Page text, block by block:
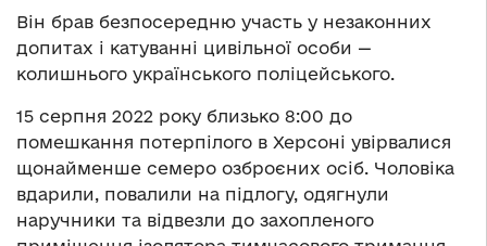
Він брав безпосередню участь у незаконних
допитах і катуванні цивільної особи —
колишнього українського поліцейського.
15 серпня 2022 року близько 8:00 до
помешкання потерпілого в Херсоні увірвалися
щонайменше семеро озброєних осіб. Чоловіка
вдарили, повалили на підлогу, одягнули
наручники та відвезли до захопленого